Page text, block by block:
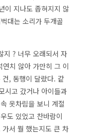
이 지나도 좁혀지지 않
대는 소리가 두개골
지 ? 너무 오래되서 자
치 않아 가만히 그 이
, 동행이 달랐다. 같
시고 갔거나 아이들과
옷차림을 보니 계절
도 있었고 찬바람이
서 뭘 했는지도 큰 차